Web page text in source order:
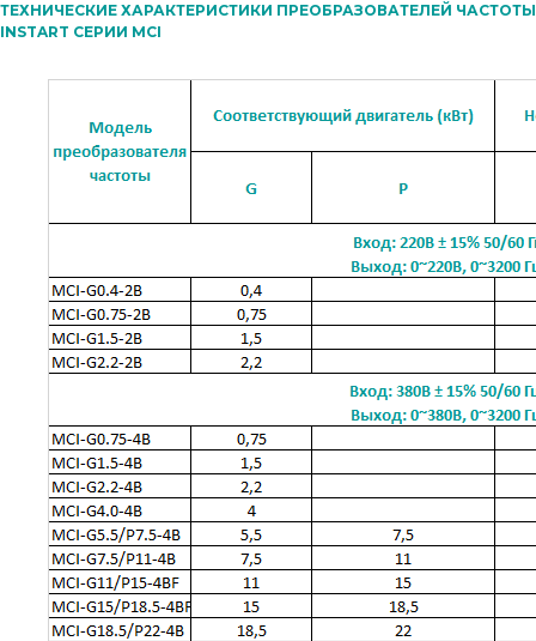
ТЕХНИЧЕСКИЕ ХАРАКТЕРИСТИКИ ПРЕОБРАЗОВАТЕЛЕЙ ЧАСТОТЫ
INSTART СЕРИИ MCI